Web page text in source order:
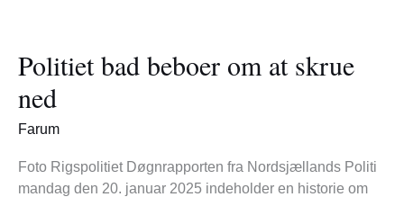
Politiet bad beboer om at skrue
ned
Farum
Foto Rigspolitiet Døgnrapporten fra Nordsjællands Politi
mandag den 20. januar 2025 indeholder en historie om
beboer
om
at
skrue